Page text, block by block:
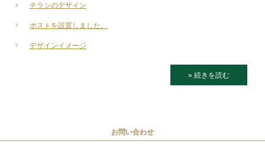
チラシのデザイン
ポストを設置しました。
デザインイメージ
» 続きを読む
お問い合わせ